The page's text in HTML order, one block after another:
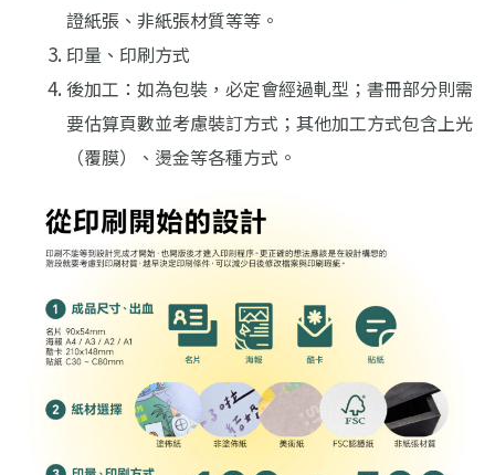
證紙張、非紙張材質等等。
印量、印刷方式
後加工：如為包裝，必定會經過軋型；書冊部分則需
要估算頁數並考慮裝訂方式；其他加工方式包含上光
（覆膜）、燙金等各種方式。